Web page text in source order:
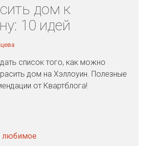
дом к
10 идей
список того, как можно
дом на Хэллоуин. Полезные
от Квартблога!
любимое